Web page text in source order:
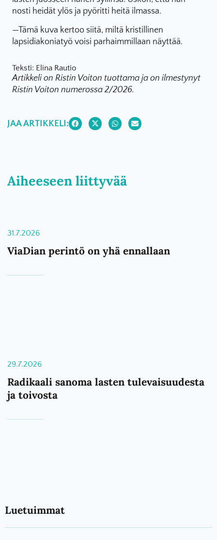
nosti heidät ylös ja pyöritti heitä ilmassa.
—Tämä kuva kertoo siitä, miltä kristillinen
lapsidiakoniatyö voisi parhaimmillaan näyttää.
Teksti: Elina Rautio
Artikkeli on Ristin Voiton tuottama ja on ilmestynyt
Ristin Voiton numerossa 2/2026.
JAA ARTIKKELI:
Aiheeseen liittyvää
31.7.2026
ViaDian perintö on yhä ennallaan
29.7.2026
Radikaali sanoma lasten tulevaisuudesta
ja toivosta
Luetuimmat